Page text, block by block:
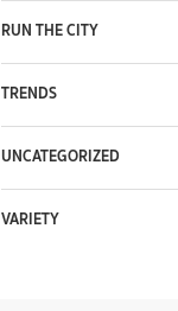
RUN THE CITY
TRENDS
UNCATEGORIZED
VARIETY